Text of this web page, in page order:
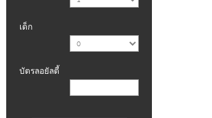
เด็ก
บัตรลอยัลตี้